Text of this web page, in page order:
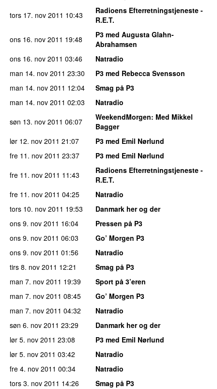
tors 17. nov 2011 10:43
Radioens Efterretningstjeneste -
R.E.T.
ons 16. nov 2011 19:48
P3 med Augusta Glahn-
Abrahamsen
ons 16. nov 2011 03:46
Natradio
man 14. nov 2011 23:30
P3 med Rebecca Svensson
man 14. nov 2011 12:04
Smag på P3
man 14. nov 2011 02:03
Natradio
søn 13. nov 2011 06:07 WeekendMorgen: Med Mikkel
Bagger
lør 12. nov 2011 21:07
P3 med Emil Nørlund
fre 11. nov 2011 23:37
P3 med Emil Nørlund
fre 11. nov 2011 11:43
Radioens Efterretningstjeneste -
R.E.T.
fre 11. nov 2011 04:25
Natradio
tors 10. nov 2011 19:53
Danmark her og der
ons 9. nov 2011 16:04
Pressen på P3
ons 9. nov 2011 06:03
Go’ Morgen P3
ons 9. nov 2011 01:56
Natradio
tirs 8. nov 2011 12:21
Smag på P3
man 7. nov 2011 19:39
Sport på 3’eren
man 7. nov 2011 08:45
Go’ Morgen P3
man 7. nov 2011 04:32
Natradio
søn 6. nov 2011 23:29
Danmark her og der
lør 5. nov 2011 23:08
P3 med Emil Nørlund
lør 5. nov 2011 03:42
Natradio
fre 4. nov 2011 00:34
Natradio
tors 3. nov 2011 14:26
Smag på P3